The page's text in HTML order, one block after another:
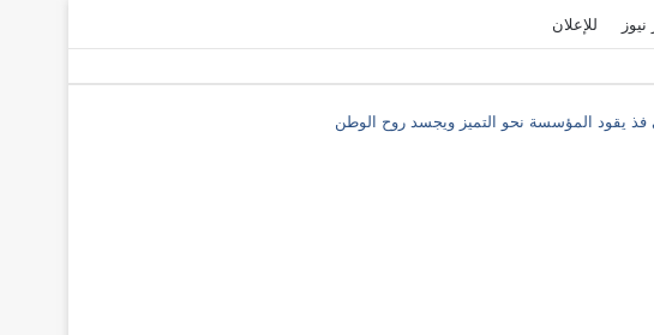
للإعلان
يقود المؤسسة نحو التميز ويجسد روح الوطن